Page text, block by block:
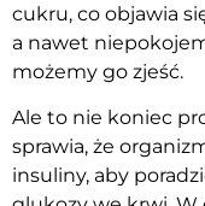
cukru, co objawia
a nawet
możemy go zjeść.
Ale to nie koniec
sprawia, że
insuliny, aby